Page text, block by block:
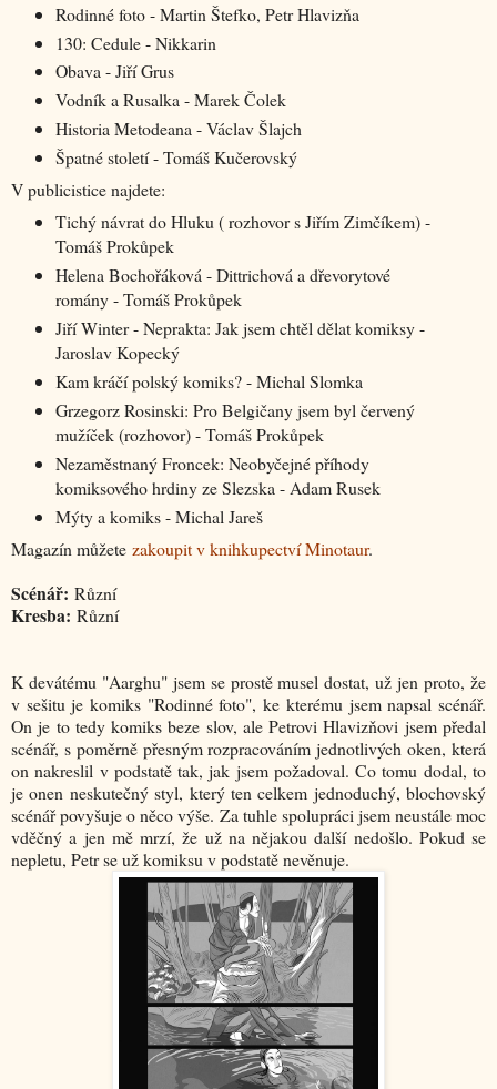
Rodinné foto - Martin Štefko, Petr Hlavizňa
130: Cedule - Nikkarin
Obava - Jiří Grus
Vodník a Rusalka - Marek Čolek
Historia Metodeana - Václav Šlajch
Špatné století - Tomáš Kučerovský
V publicistice najdete:
Tichý návrat do Hluku ( rozhovor s Jiřím Zimčíkem) -
Tomáš Prokůpek
Helena Bochořáková - Dittrichová a dřevorytové
romány - Tomáš Prokůpek
Jiří Winter - Neprakta: Jak jsem chtěl dělat komiksy -
Jaroslav Kopecký
Kam kráčí polský komiks? - Michal Slomka
Grzegorz Rosinski: Pro Belgičany jsem byl červený
mužíček (rozhovor) - Tomáš Prokůpek
Nezaměstnaný Froncek: Neobyčejné příhody
komiksového hrdiny ze Slezska - Adam Rusek
Mýty a komiks - Michal Jareš
Magazín můžete zakoupit v knihkupectví Minotaur.
Scénář: Různí
Kresba: Různí
K devátému "Aarghu" jsem se prostě musel dostat, už jen proto, že
v sešitu je komiks "Rodinné foto", ke kterému jsem napsal scénář.
On je to tedy komiks beze slov, ale Petrovi Hlavizňovi jsem předal
scénář, s poměrně přesným rozpracováním jednotlivých oken, která
on nakreslil v podstatě tak, jak jsem požadoval. Co tomu dodal, to
je onen neskutečný styl, který ten celkem jednoduchý, blochovský
scénář povyšuje o něco výše. Za tuhle spolupráci jsem neustále moc
vděčný a jen mě mrzí, že už na nějakou další nedošlo. Pokud se
nepletu, Petr se už komiksu v podstatě nevěnuje.